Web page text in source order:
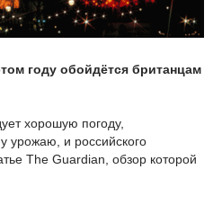
году обойдётся британцам
хорошую погоду,
урожаю, и российского
The Guardian, обзор которой